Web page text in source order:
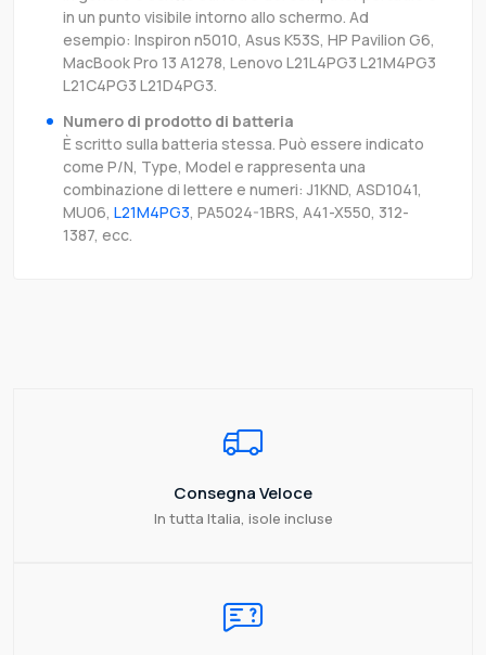
in un punto visibile intorno allo schermo. Ad
esempio: Inspiron n5010, Asus K53S, HP Pavilion G6,
MacBook Pro 13 A1278, Lenovo L21L4PG3 L21M4PG3
L21C4PG3 L21D4PG3.
Numero di prodotto di batteria
È scritto sulla batteria stessa. Può essere indicato
come P/N, Type, Model e rappresenta una
combinazione di lettere e numeri: J1KND, ASD1041,
MU06, L21M4PG3, PA5024-1BRS, A41-X550, 312-
1387, ecc.
Consegna Veloce
In tutta Italia, isole incluse